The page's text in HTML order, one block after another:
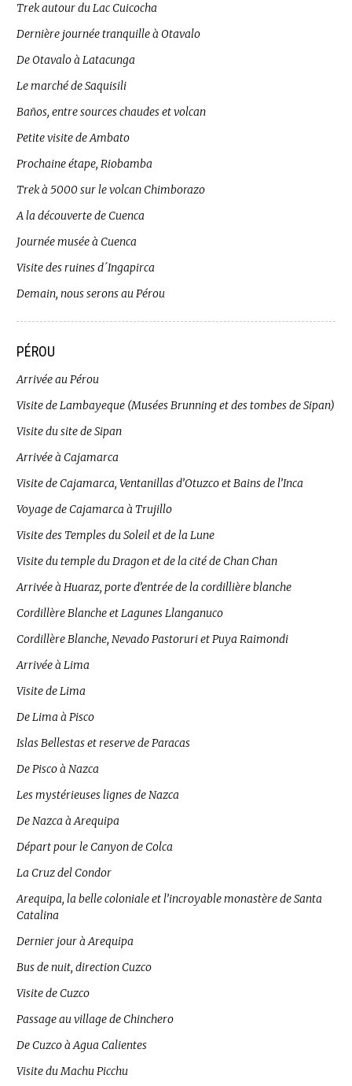
Trek autour du Lac Cuicocha
Dernière journée tranquille à Otavalo
De Otavalo à Latacunga
Le marché de Saquisili
Baños, entre sources chaudes et volcan
Petite visite de Ambato
Prochaine étape, Riobamba
Trek à 5000 sur le volcan Chimborazo
A la découverte de Cuenca
Journée musée à Cuenca
Visite des ruines d´Ingapirca
Demain, nous serons au Pérou
PÉROU
Arrivée au Pérou
Visite de Lambayeque (Musées Brunning et des tombes de Sipan)
Visite du site de Sipan
Arrivée à Cajamarca
Visite de Cajamarca, Ventanillas d’Otuzco et Bains de l’Inca
Voyage de Cajamarca à Trujillo
Visite des Temples du Soleil et de la Lune
Visite du temple du Dragon et de la cité de Chan Chan
Arrivée à Huaraz, porte d’entrée de la cordillière blanche
Cordillère Blanche et Lagunes Llanganuco
Cordillère Blanche, Nevado Pastoruri et Puya Raimondi
Arrivée à Lima
Visite de Lima
De Lima à Pisco
Islas Bellestas et reserve de Paracas
De Pisco à Nazca
Les mystérieuses lignes de Nazca
De Nazca à Arequipa
Départ pour le Canyon de Colca
La Cruz del Condor
Arequipa, la belle coloniale et l’incroyable monastère de Santa
Catalina
Dernier jour à Arequipa
Bus de nuit, direction Cuzco
Visite de Cuzco
Passage au village de Chinchero
De Cuzco à Agua Calientes
Visite du Machu Picchu